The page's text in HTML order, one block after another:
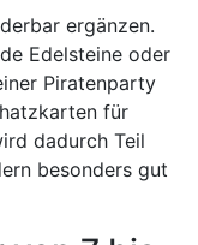
ergänzen.
Edelsteine oder
Piratenparty
für
dadurch Teil
besonders gut